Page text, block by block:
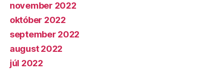
november 2022
október 2022
september 2022
august 2022
júl 2022